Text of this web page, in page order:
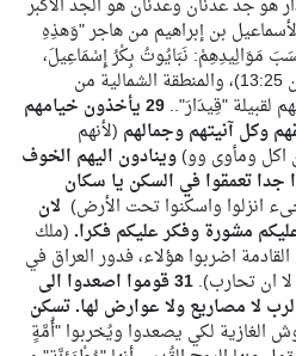
هو جد عدنان وعدنان هو الجد الأكبر
لأسماعيل بن إبراهيم من هاجر "وَهذِهِ
مَوَالِيدِهِمْ: نَبَايُوتُ بِكْرُ إِسْمَاعِيلَ،
وَقِيدَارُ، وَأَدَبْئِيلُ وَمِبْسَامُ" (تكوين 13:25)، والمنطقة الشمالية من
لقبيلة "قِيدَارَ".. 29 يأخذون خيامهم
وكل آنيتهم وجمالهم (لأنهم
ومأوى وو)وينادون اليهم الخوف
انهزموا جدا تعمقوا في السكن يا سكان
انزلوا واسكنوا تحت الأرض) لان
مشورة وفكر عليكم فكرا. (ملك
اضربوا هؤلاء، فدور العراق في
ان تحارب). 31 قوموا اصعدوا الى
لا مصاريع ولا عوارض لها. تسكن
الغازية لكي يصعدوا ويُخربوا "أُمَّةٍ